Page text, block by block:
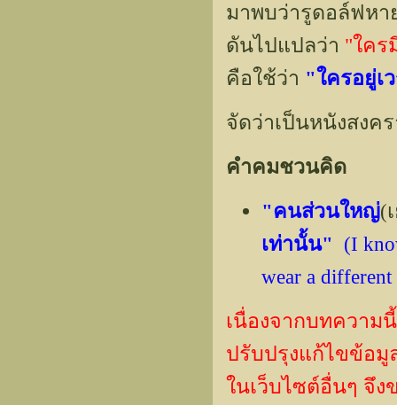
มาพบว่ารูดอล์ฟหา
ดันไปแปลว่า "ใคร
คือใช้ว่า "ใครอยู่เ
จัดว่าเป็นหนังสงค
คำคมชวนคิด
"คนส่วนใหญ่(
เท่านั้น" (I
wear a
เนื่องจากบทความ
ปรับปรุงแก้ไขข้อมู
ในเว็บไซต์อื่นๆ จึง